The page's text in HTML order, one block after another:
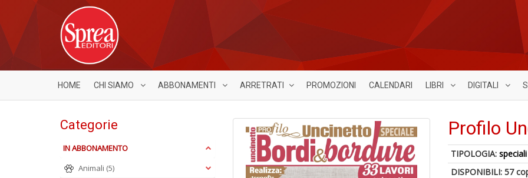
HOME CHI SIAMO ABBONAMENTI ARRETRATI PROMOZIONI CALENDARI LIBRI DIGITALI
Profilo
TIPOLOGIA:speciali
DISPONIBILI:57
Categorie
IN ABBONAMENTO
Animali (5)